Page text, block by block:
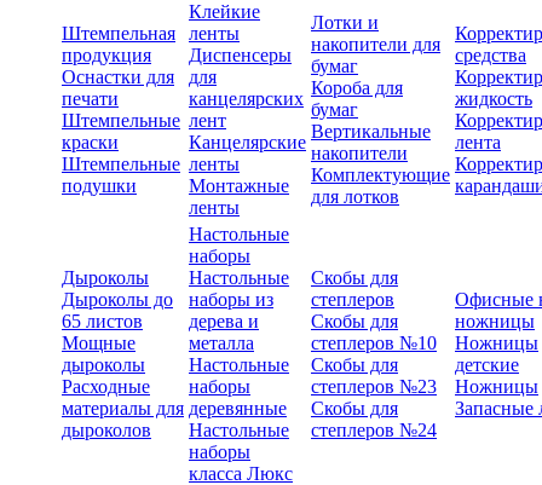
Штемпельная
продукция
Оснастки для
печати
Штемпельные
краски
Штемпельные
подушки
Клейкие
ленты
Диспенсеры
для
канцелярских
лент
Канцелярские
ленты
Монтажные
ленты
Лотки и
накопители для
бумаг
Короба для
бумаг
Вертикальные
накопители
Комплектующие
для лотков
средства
жидкость
лента
Дыроколы
Дыроколы до
65 листов
Мощные
дыроколы
Расходные
материалы для
дыроколов
Настольные
наборы
Настольные
наборы из
дерева и
металла
Настольные
наборы
деревянные
Настольные
наборы
класса Люкс
Скобы для
степлеров
Скобы для
степлеров №10
Скобы для
степлеров №23
Скобы для
степлеров №24
Офисные
ножницы
Ножницы
детские
Ножницы
Запасные